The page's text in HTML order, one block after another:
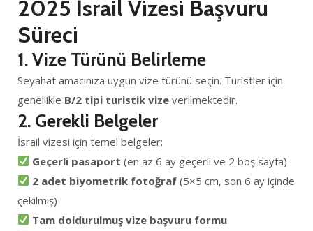
2025 İsrail Vizesi Başvuru
Süreci
1. Vize Türünü Belirleme
Seyahat amacınıza uygun vize türünü seçin. Turistler için
genellikle B/2 tipi turistik vize verilmektedir.
2. Gerekli Belgeler
İsrail vizesi için temel belgeler:
Geçerli pasaport (en az 6 ay geçerli ve 2 boş sayfa)
2 adet biyometrik fotoğraf (5×5 cm, son 6 ay içinde
çekilmiş)
Tam doldurulmuş vize başvuru formu